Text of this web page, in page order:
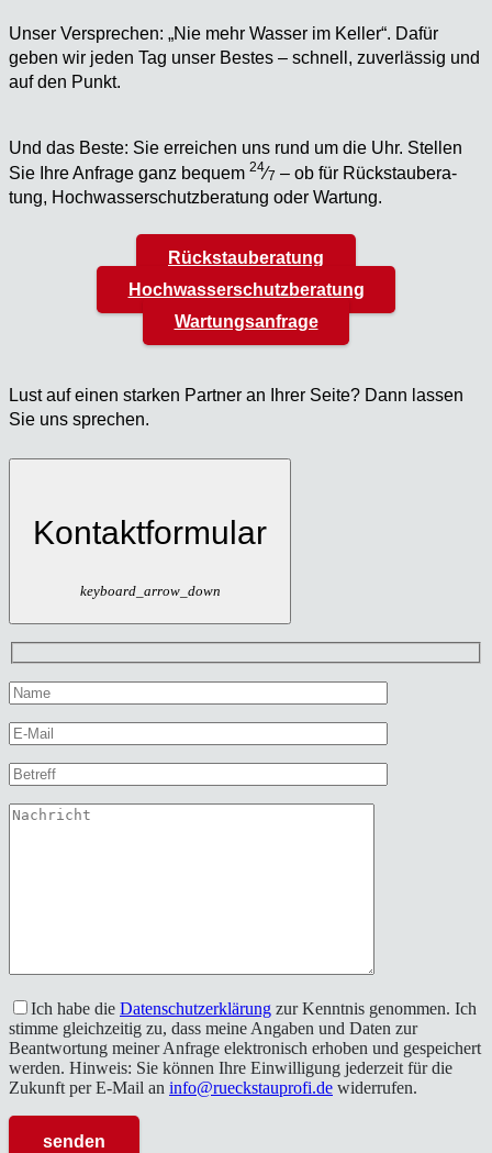
Unser Ver­spre­chen: „Nie mehr Was­ser im Kel­ler“. Dafür
geben wir jeden Tag unser Bes­tes – schnell, zuver­läs­sig und
auf den Punkt.
Und das Bes­te: Sie errei­chen uns rund um die Uhr. Stel­len
Sie Ihre Anfra­ge ganz bequem 24⁄7 – ob für Rück­stau­be­ra­
tung, Hoch­was­ser­schutz­be­ra­tung oder War­tung.
Rückstauberatung
Hochwasserschutzberatung
Wartungsanfrage
Lust auf einen star­ken Part­ner an Ihrer Sei­te? Dann las­sen
Sie uns spre­chen.
Kontaktformular
keyboard_arrow_down
Ich habe die Datenschutzerklärung zur Kenntnis genommen. Ich
stimme gleichzeitig zu, dass meine Angaben und Daten zur
Beantwortung meiner Anfrage elektronisch erhoben und gespeichert
werden. Hinweis: Sie können Ihre Einwilligung jederzeit für die
Zukunft per E-Mail an info@rueckstauprofi.de widerrufen.